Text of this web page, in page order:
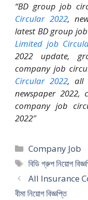
“BD group job
Circular 2022,
latest BD group
Limited job
2022 update,
company job
Circular 2022, all
newspaper
company job
2022″
Categories
Company Job
Tags
বিডি গ্রুপ নিয়োগ
All Insurance
বীমা নিয়োগ বিজ্ঞপ্তি